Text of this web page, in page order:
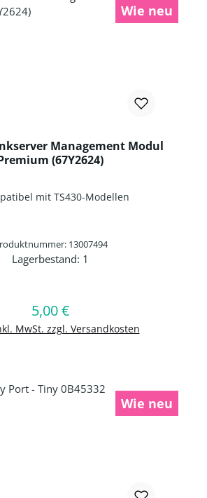
Wie neu
Management Modul
(67Y2624)
mit TS430-Modellen
13007494
Lagerbestand: 1
Regulärer Preis:
5,00 €
MwSt. zzgl. Versandkosten
In den Warenkorb
Wie neu